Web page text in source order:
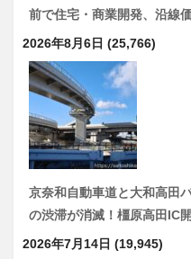
前で住宅・商業開発、沿線
2026年8月6日 (25,766)
京奈和自動車道と大和高田
の渋滞が消滅！橿原高田IC
2026年7月14日 (19,945)